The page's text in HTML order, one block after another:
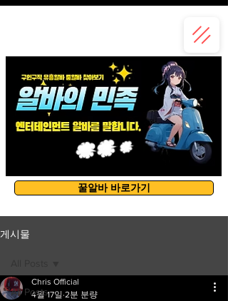
꿀알바 바로가기
게시물
All Posts
Chris Official
4월 17일 2분 분량